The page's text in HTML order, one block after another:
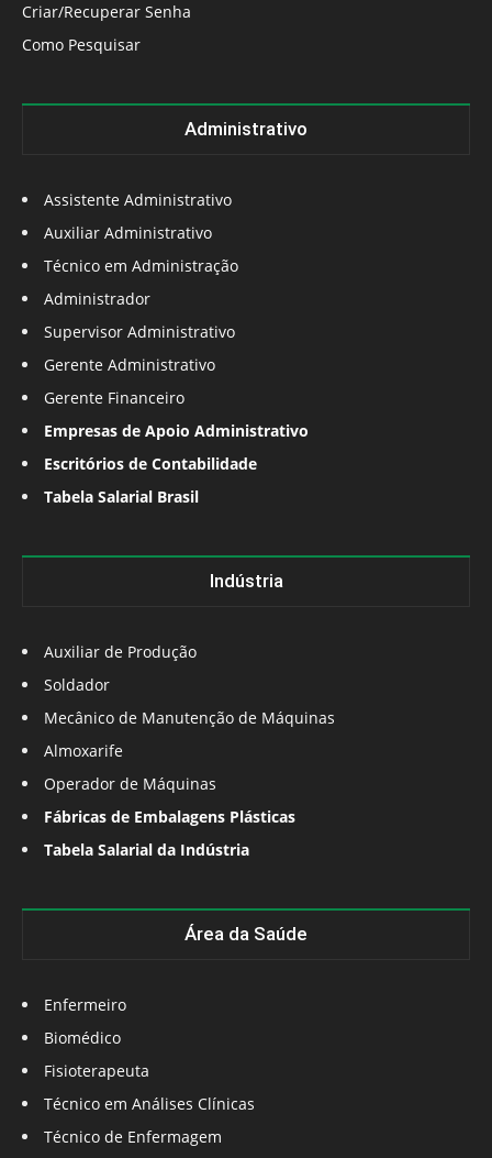
Criar/Recuperar Senha
Como Pesquisar
Administrativo
Assistente Administrativo
Auxiliar Administrativo
Técnico em Administração
Administrador
Supervisor Administrativo
Gerente Administrativo
Gerente Financeiro
Empresas de Apoio Administrativo
Escritórios de Contabilidade
Tabela Salarial Brasil
Indústria
Auxiliar de Produção
Soldador
Mecânico de Manutenção de Máquinas
Almoxarife
Operador de Máquinas
Fábricas de Embalagens Plásticas
Tabela Salarial da Indústria
Área da Saúde
Enfermeiro
Biomédico
Fisioterapeuta
Técnico em Análises Clínicas
Técnico de Enfermagem